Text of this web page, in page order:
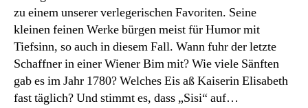
zu einem unserer verlegerischen Favoriten. Seine
kleinen feinen Werke bürgen meist für Humor mit
Tiefsinn, so auch in diesem Fall. Wann fuhr der letzte
Schaffner in einer Wiener Bim mit? Wie viele Sänften
gab es im Jahr 1780? Welches Eis aß Kaiserin Elisabeth
fast täglich? Und stimmt es, dass „Sisi“ auf…